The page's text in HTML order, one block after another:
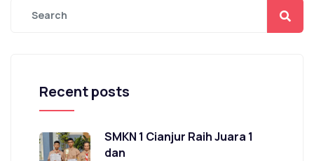
Recent posts
SMKN 1 Cianjur Raih Juara 1
dan